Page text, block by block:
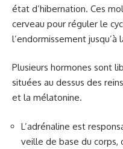
état d’hibernation. Ces
cerveau pour réguler le
l’endormissement jusqu’à
Plusieurs hormones sont
situées au dessus des
et la mélatonine.
L’adrénaline est
veille de base du corps,